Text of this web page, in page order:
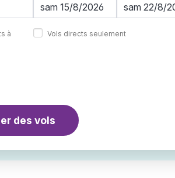
à
Vols directs seulement
des vols